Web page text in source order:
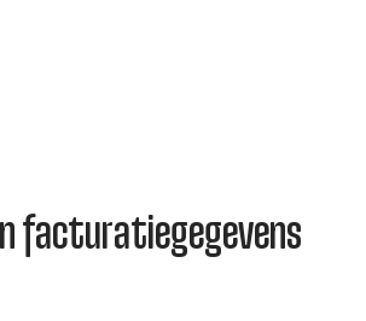
facturatiegegevens